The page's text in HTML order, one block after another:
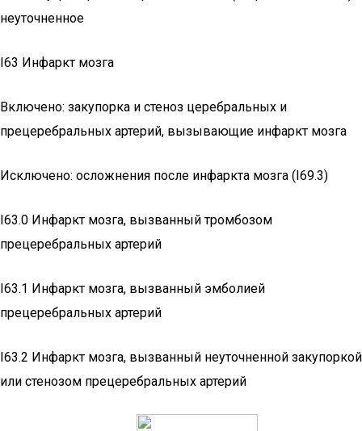
неуточненное
I63 Инфаркт мозга
Включено: закупорка и стеноз церебральных и
прецеребральных артерий, вызывающие инфаркт мозга
Исключено: осложнения после инфаркта мозга (I69.3)
I63.0 Инфаркт мозга, вызванный тромбозом
прецеребральных артерий
I63.1 Инфаркт мозга, вызванный эмболией
прецеребральных артерий
I63.2 Инфаркт мозга, вызванный неуточненной закупоркой
или стенозом прецеребральных артерий